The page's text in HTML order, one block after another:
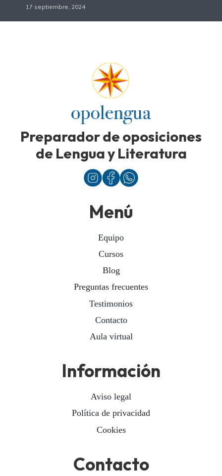
17 septiembre, 2024
Preparador de oposiciones
de Lengua y Literatura
Menú
Equipo
Cursos
Blog
Preguntas frecuentes
Testimonios
Contacto
Aula virtual
Información
Aviso legal
Política de privacidad
Cookies
Contacto